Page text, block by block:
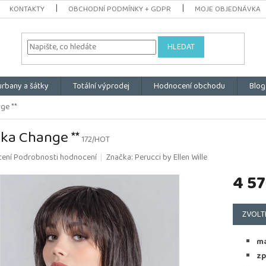
KONTAKTY OBCHODNÍ PODMÍNKY + GDPR MOJE OBJEDNÁVKA
HLEDAT
a šátky Totální výprodej Hodnocení obchodu Blog
**
Change **172/HOT
Podrobnosti hodnocení Značka:Perucci by Ellen Wille
4
Měrná
cena: